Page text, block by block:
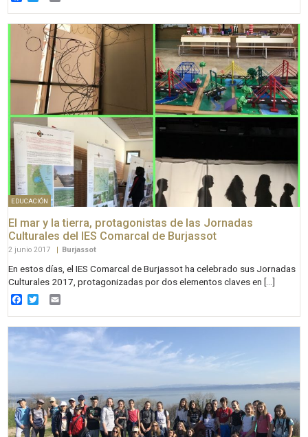
EDUCACIÓN
El mar y la tierra, protagonistas de las Jornadas
Culturales del IES Comarcal de Burjassot
2 junio 2017 | Burjassot
En estos días, el IES Comarcal de Burjassot ha celebrado sus Jornadas
Culturales 2017, protagonizadas por dos elementos claves en […]
Facebook
Twitter